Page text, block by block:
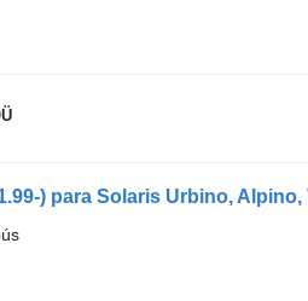
) para Solaris Urbino, Alpino,